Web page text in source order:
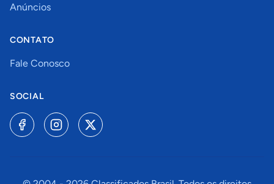
Anúncios
CONTATO
Fale Conosco
SOCIAL